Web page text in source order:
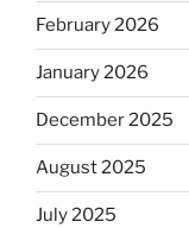
February 2026
January 2026
December 2025
August 2025
July 2025